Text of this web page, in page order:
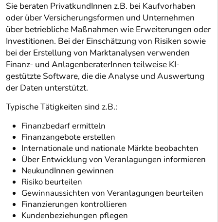
Sie beraten PrivatkundInnen z.B. bei Kaufvorhaben
oder über Versicherungsformen und Unternehmen
über betriebliche Maßnahmen wie Erweiterungen oder
Investitionen. Bei der Einschätzung von Risiken sowie
bei der Erstellung von Marktanalysen verwenden
Finanz- und AnlagenberaterInnen teilweise KI-
gestützte Software, die die Analyse und Auswertung
der Daten unterstützt.
Typische Tätigkeiten sind z.B.:
Finanzbedarf ermitteln
Finanzangebote erstellen
Internationale und nationale Märkte beobachten
Über Entwicklung von Veranlagungen informieren
NeukundInnen gewinnen
Risiko beurteilen
Gewinnaussichten von Veranlagungen beurteilen
Finanzierungen kontrollieren
Kundenbeziehungen pflegen